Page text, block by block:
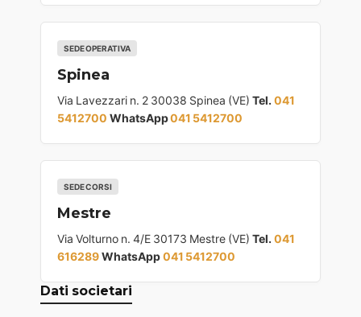
SEDE OPERATIVA
Spinea
Via Lavezzari n. 2 30038 Spinea (VE) Tel. 041
5412700 WhatsApp041 5412700
SEDE CORSI
Mestre
Via Volturno n. 4/E 30173 Mestre (VE) Tel. 041
616289WhatsApp041 5412700
Dati societari